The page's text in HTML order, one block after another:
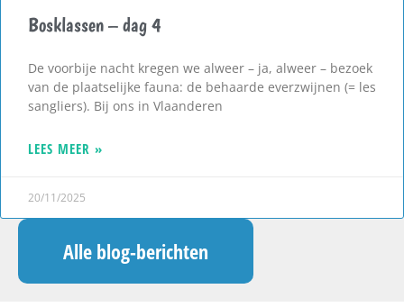
Bosklassen – dag 4
De voorbije nacht kregen we alweer – ja, alweer – bezoek
van de plaatselijke fauna: de behaarde everzwijnen (= les
sangliers). Bij ons in Vlaanderen
LEES MEER »
20/11/2025
Alle blog-berichten